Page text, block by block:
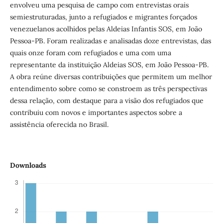
envolveu uma pesquisa de campo com entrevistas orais
semiestruturadas, junto a refugiados e migrantes forçados
venezuelanos acolhidos pelas Aldeias Infantis SOS, em João
Pessoa-PB. Foram realizadas e analisadas doze entrevistas, das
quais onze foram com refugiados e uma com uma
representante da instituição Aldeias SOS, em João Pessoa-PB.
A obra reúne diversas contribuições que permitem um melhor
entendimento sobre como se constroem as três perspectivas
dessa relação, com destaque para a visão dos refugiados que
contribuiu com novos e importantes aspectos sobre a
assistência oferecida no Brasil.
Downloads